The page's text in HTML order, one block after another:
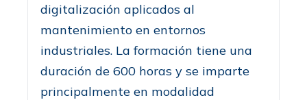
digitalización aplicados al
mantenimiento en entornos
industriales. La formación tiene una
duración de 600 horas y se imparte
principalmente en modalidad